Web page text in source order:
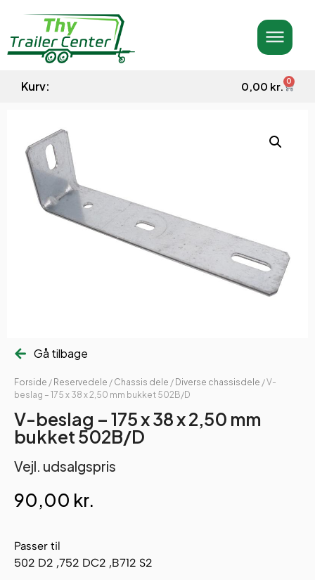
Kurv: 0,00 kr. 0
Gå tilbage
Forside / Reservedele / Chassis dele / Diverse chassisdele / V-
beslag – 175 x 38 x 2,50 mm bukket 502B/D
V-beslag – 175 x 38 x 2,50 mm
bukket 502B/D
Vejl. udsalgspris
90,00 kr.
Passer til
502 D2 ,752 DC2 ,B712 S2